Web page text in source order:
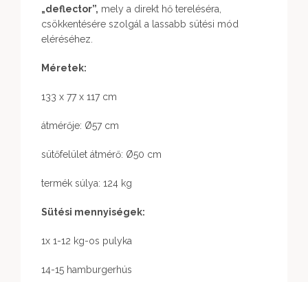
„deflector”, mely a direkt hő tereléséra,
csökkentésére szolgál a lassabb sütési mód
eléréséhez.
Méretek:
133 x 77 x 117 cm
átmérője: Ø57 cm
sütőfelület átmérő: Ø50 cm
termék súlya: 124 kg
Sütési mennyiségek:
1x 1-12 kg-os pulyka
14-15 hamburgerhús